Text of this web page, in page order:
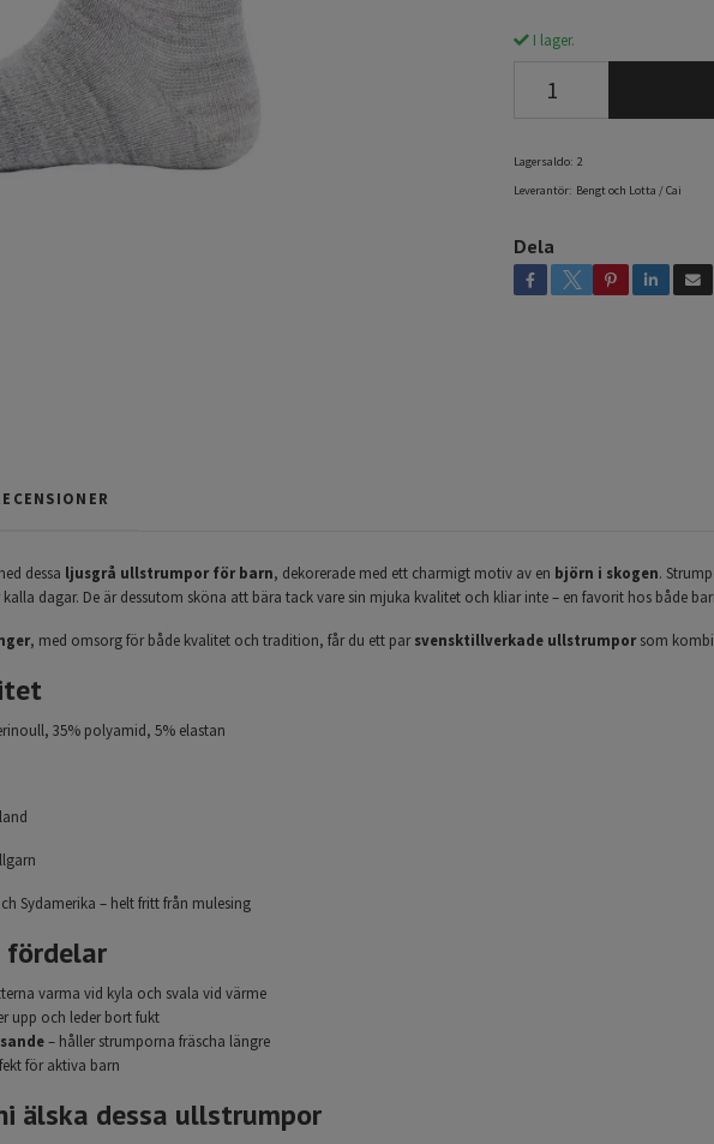
I lager.
Lagersaldo: 2
Leverantör: Bengt och Lotta / Cai
Dela
dessa ljusgrå ullstrumpor för barn, dekorerade med ett charmigt motiv av en björn i skogen.
dagar. De är dessutom sköna att bära tack vare sin mjuka kvalitet och kliar inte – en favorit hos både
, med omsorg för både kvalitet och tradition, får du ett parsvensktillverkade ullstrumpor som
35% polyamid, 5% elastan
Sydamerika – helt fritt från mulesing
fördelar
varma vid kyla och svala vid värme
upp och leder bort fukt
– håller strumporna fräscha längre
för aktiva barn
älska dessa ullstrumpor